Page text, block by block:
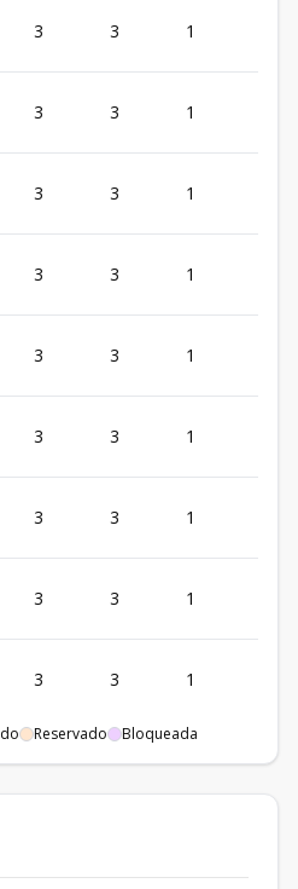
3 3 1
3 3 1
3 3 1
3 3 1
3 3 1
3 3 1
3 3 1
3 3 1
3 3 1
Reservado Bloqueada